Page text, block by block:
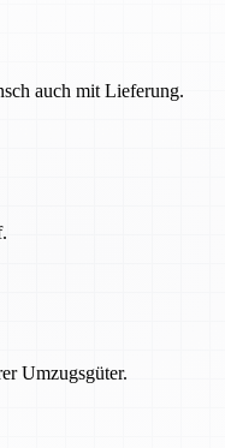
auch mit Lieferung.
Umzugsgüter.